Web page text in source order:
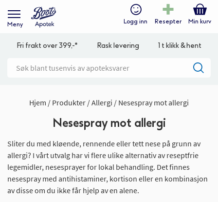
Meny Logg inn Resepter Min kurv
Fri frakt over 399,-* Rask levering 1 t klikk & hent
Hjem Produkter Allergi Nesespray mot allergi
Nesespray mot allergi
Sliter du med kløende, rennende eller tett nese på grunn av
allergi? I vårt utvalg har vi flere ulike alternativ av reseptfrie
legemidler, nesesprayer for lokal behandling. Det finnes
nesespray med antihistaminer, kortison eller en kombinasjon
av disse om du ikke får hjelp av en alene.